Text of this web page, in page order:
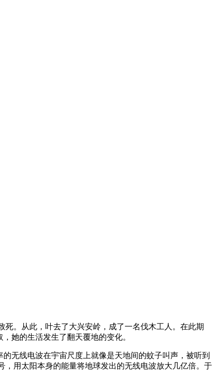
。从此，叶去了大兴安岭，成了一名伐木工人。在此期
她的生活发生了翻天覆地的变化。
无线电波在宇宙尺度上就像是天地间的蚊子叫声，被听到
用太阳本身的能量将地球发出的无线电波放大几亿倍。于